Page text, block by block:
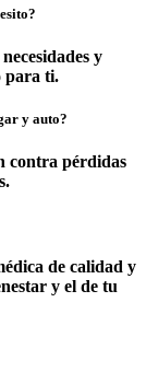
y
para ti.
y auto?
contra pérdidas
de calidad y
y el de tu